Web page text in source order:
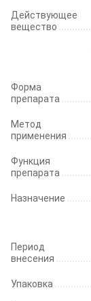
Действующее
вещество
Форма
препарата
Метод
применения
Функция
препарата
Назначение
Период
внесения
Упаковка